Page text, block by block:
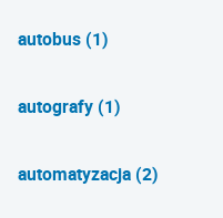
autobus (1)
autografy (1)
automatyzacja (2)